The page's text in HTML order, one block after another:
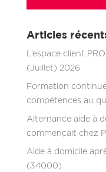
Articles
L’espace client
(Juillet) 2026
Formation
compétences au
Alternance aide à
commençait chez
Aide à domicile
(34000)